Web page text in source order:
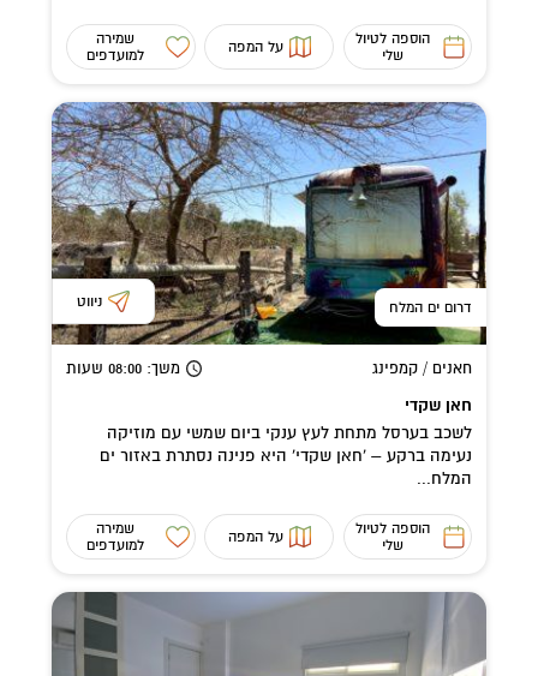
הוספה לטיול
שלי
על המפה
שמירה
למועדפים
דרום ים המלח ניווט
חאנים / קמפינג משך: 08:00 שעות
חאן שקדי
לשכב בערסל מתחת לעץ ענקי ביום שמשי עם מוזיקה
נעימה ברקע – 'חאן שקדי' היא פנינה נסתרת באזור ים
המלח...
הוספה לטיול
שלי
על המפה
שמירה
למועדפים